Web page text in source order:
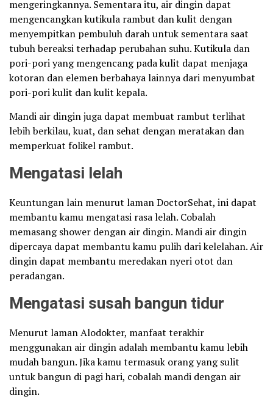
mengeringkannya. Sementara itu, air dingin dapat
mengencangkan kutikula rambut dan kulit dengan
menyempitkan pembuluh darah untuk sementara saat
tubuh bereaksi terhadap perubahan suhu. Kutikula dan
pori-pori yang mengencang pada kulit dapat menjaga
kotoran dan elemen berbahaya lainnya dari menyumbat
pori-pori kulit dan kulit kepala.
Mandi air dingin juga dapat membuat rambut terlihat
lebih berkilau, kuat, dan sehat dengan meratakan dan
memperkuat folikel rambut.
Mengatasi lelah
Keuntungan lain menurut laman DoctorSehat, ini dapat
membantu kamu mengatasi rasa lelah. Cobalah
memasang shower dengan air dingin. Mandi air dingin
dipercaya dapat membantu kamu pulih dari kelelahan. Air
dingin dapat membantu meredakan nyeri otot dan
peradangan.
Mengatasi susah bangun tidur
Menurut laman Alodokter, manfaat terakhir
menggunakan air dingin adalah membantu kamu lebih
mudah bangun. Jika kamu termasuk orang yang sulit
untuk bangun di pagi hari, cobalah mandi dengan air
dingin.